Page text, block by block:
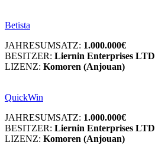
Betista
JAHRESUMSATZ: 1.000.000€
BESITZER: Liernin Enterprises LTD
LIZENZ: Komoren (Anjouan)
QuickWin
JAHRESUMSATZ: 1.000.000€
BESITZER: Liernin Enterprises LTD
LIZENZ: Komoren (Anjouan)